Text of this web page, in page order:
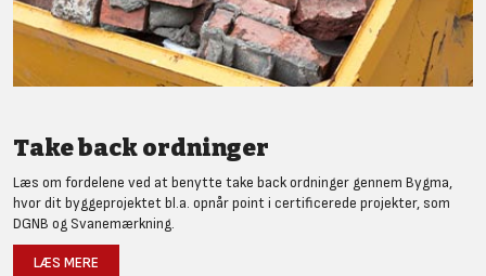
Take back ordninger
Læs om fordelene ved at benytte take back ordninger gennem Bygma,
hvor dit byggeprojektet bl.a. opnår point i certificerede projekter, som
DGNB og Svanemærkning.
LÆS MERE